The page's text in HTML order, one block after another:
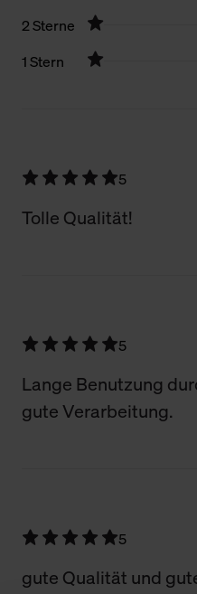
2 Sterne
1 Stern
5
Tolle Qualität!
5
Lange Benutzung
gute Verarbeitung.
5
gute Qualität und